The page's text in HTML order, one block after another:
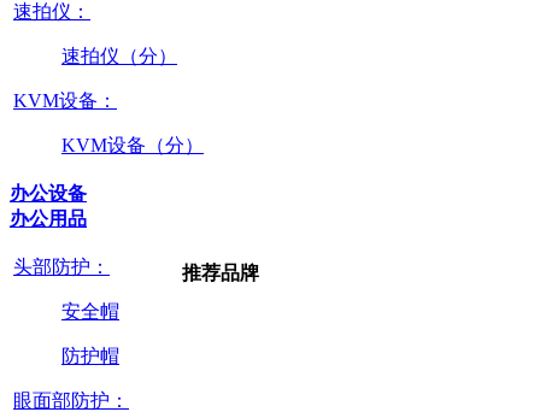
速拍仪：
速拍仪（分）
KVM设备：
KVM设备（分）
办公设备
办公用品
头部防护：
安全帽
防护帽
眼面部防护：
推荐品牌